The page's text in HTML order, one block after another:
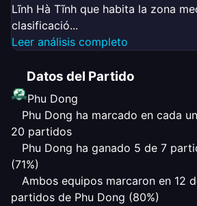
Lĩnh Hà Tĩnh que habita la zona
clasificació...
Leer análisis completo
Datos del Partido
Phu Dong
Phu Dong ha marcado en cada
20 partidos
Phu Dong ha ganado 5 de 7
(71%)
Ambos equipos marcaron en 12
partidos de Phu Dong (80%)